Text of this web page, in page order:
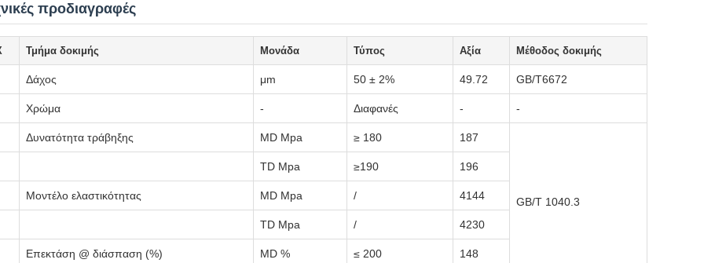
προδιαγραφές
Τμήμα δοκιμής Μονάδα Τύπος Αξία Μέθοδος δοκιμής
Δάχος μm 50 ± 2% 49.72 GB/T6672
Χρώμα - Διαφανές - -
Δυνατότητα τράβηξης MD Mpa ≥ 180 187
GB/T 1040.3
TD Mpa ≥190 196
Μοντέλο ελαστικότητας MD Mpa / 4144
TD Mpa / 4230
Επεκτάση @ διάσπαση (%) MD % ≤ 200 148